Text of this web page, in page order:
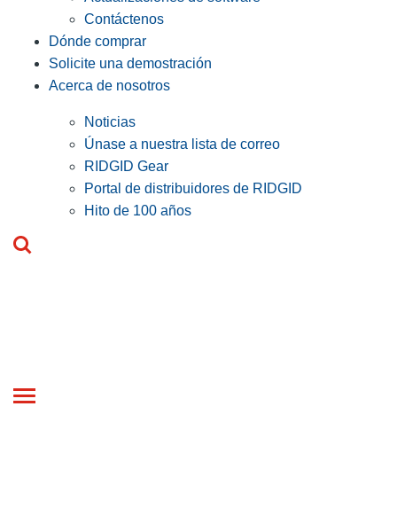
Contáctenos
Dónde comprar
Solicite una demostración
Acerca de nosotros
Noticias
Únase a nuestra lista de correo
RIDGID Gear
Portal de distribuidores de RIDGID
Hito de 100 años
Toggle